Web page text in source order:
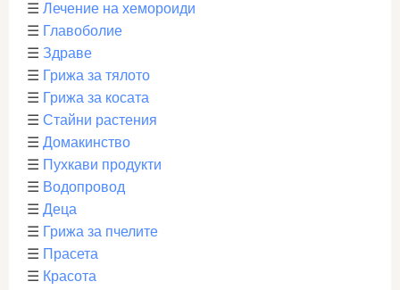
☰ Лечение на хемороиди
☰ Главоболие
☰ Здраве
☰ Грижа за тялото
☰ Грижа за косата
☰ Стайни растения
☰ Домакинство
☰ Пухкави продукти
☰ Водопровод
☰ Деца
☰ Грижа за пчелите
☰ Прасета
☰ Красота